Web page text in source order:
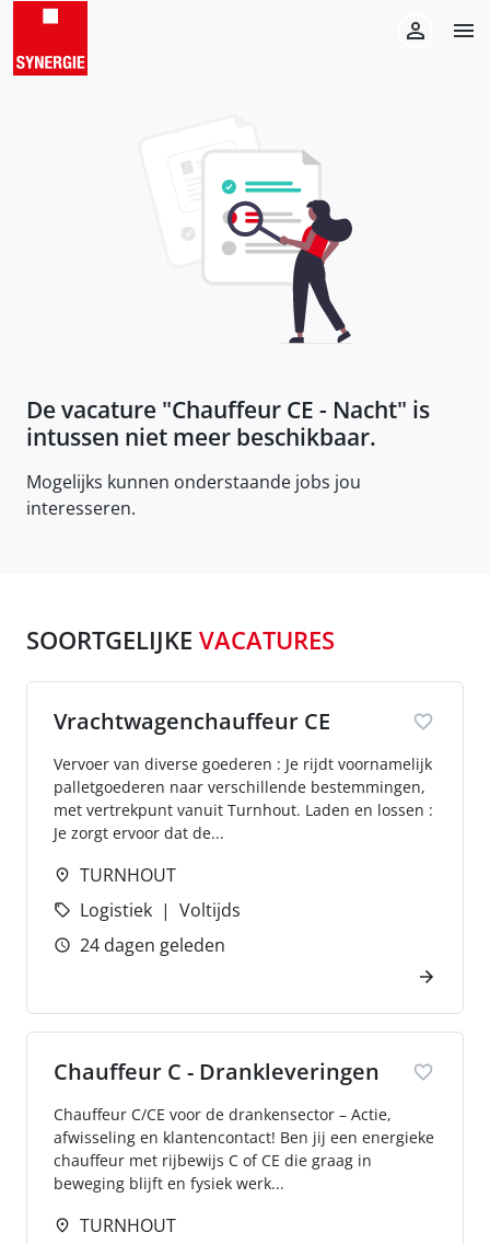
De vacature "Chauffeur CE - Nacht" is
intussen niet meer beschikbaar.
Mogelijks kunnen onderstaande jobs jou
interesseren.
SOORTGELIJKE VACATURES
Vrachtwagenchauffeur CE
Vervoer van diverse goederen : Je rijdt voornamelijk
palletgoederen naar verschillende bestemmingen,
met vertrekpunt vanuit Turnhout. Laden en lossen :
Je zorgt ervoor dat de...
TURNHOUT
Logistiek
Voltijds
24 dagen geleden
Chauffeur C - Drankleveringen
Chauffeur C/CE voor de drankensector – Actie,
afwisseling en klantencontact! Ben jij een energieke
chauffeur met rijbewijs C of CE die graag in
beweging blijft en fysiek werk...
TURNHOUT